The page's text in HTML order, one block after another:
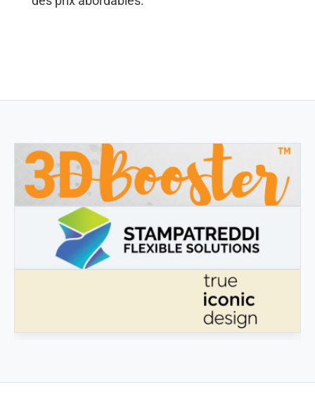
3DBOOSTER
3DBooster - Prodotti innovativi per stampa 3D